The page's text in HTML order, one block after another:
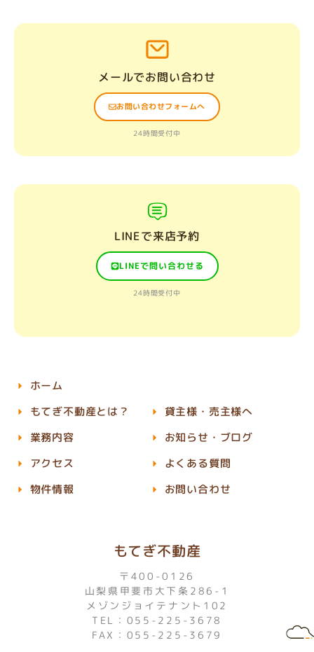
メールでお問い合わせ
お問い合わせフォームへ
24時間受付中
LINEで来店予約
LINEで問い合わせる
24時間受付中
もてぎ不動産
〒400-0126
山梨県甲斐市大下条286-1
メゾンジョイテナント102
TEL：055-225-3678
FAX：055-225-3679
ホーム
もてぎ不動産とは？
業務内容
アクセス
物件情報
貸主様・売主様へ
お知らせ・ブログ
よくある質問
お問い合わせ